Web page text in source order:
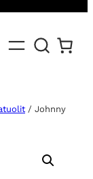
/ Johnny